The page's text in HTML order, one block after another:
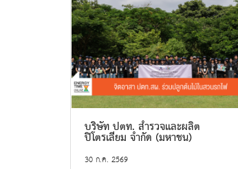
บริษัท ปตท. สำรวจและผลิต
ปิโตรเลียม จำกัด (มหาชน)
30 ก.ค. 2569